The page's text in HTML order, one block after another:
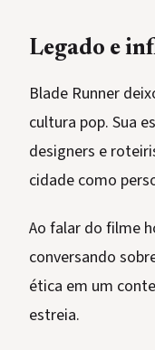
Legado e
Blade Runner
cultura pop. Sua
designers e
cidade como
Ao falar do filme
conversando
ética em um
estreia.